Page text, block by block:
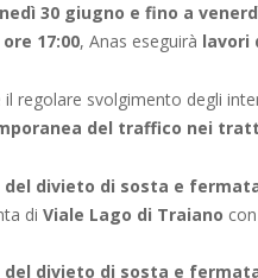
30 giugno e fino a
17:00, Anas eseguirà lavori
il regolare svolgimento degli
del traffico nei
divieto di sosta e
di Viale Lago di Traiano
divieto di sosta e